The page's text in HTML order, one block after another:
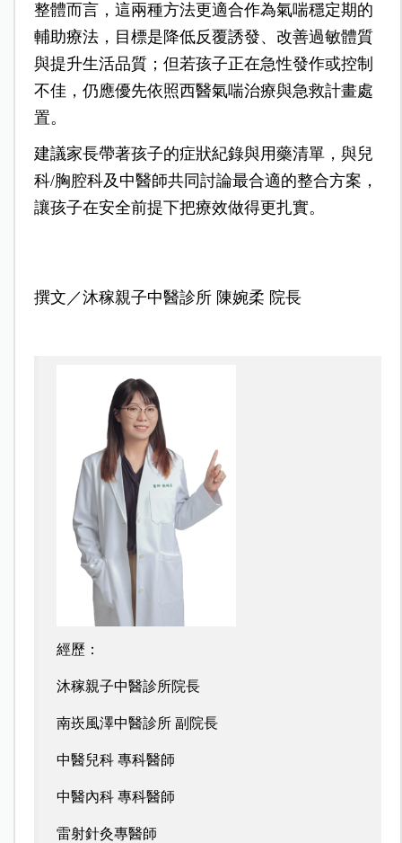
整體而言，這兩種方法更適合作為氣喘穩定期的
輔助療法，目標是降低反覆誘發、改善過敏體質
與提升生活品質；但若孩子正在急性發作或控制
不佳，仍應優先依照西醫氣喘治療與急救計畫處
置。
建議家長帶著孩子的症狀紀錄與用藥清單，與兒
科/胸腔科及中醫師共同討論最合適的整合方案，
讓孩子在安全前提下把療效做得更扎實。
撰文／沐稼親子中醫診所 陳婉柔 院長
經歷：
沐稼親子中醫診所院長
南崁風澤中醫診所 副院長
中醫兒科 專科醫師
中醫內科 專科醫師
雷射針灸專醫師